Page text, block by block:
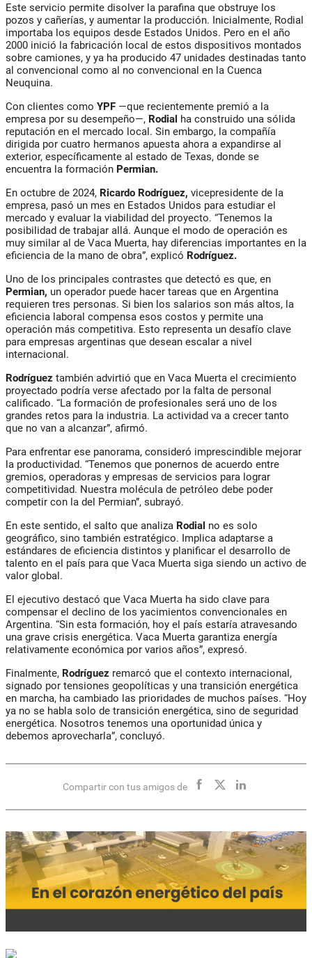
Este servicio permite disolver la parafina que obstruye los
pozos y cañerías, y aumentar la producción. Inicialmente, Rodial
importaba los equipos desde Estados Unidos. Pero en el año
2000 inició la fabricación local de estos dispositivos montados
sobre camiones, y ya ha producido 47 unidades destinadas tanto
al convencional como al no convencional en la Cuenca
Neuquina.
Con clientes como YPF —que recientemente premió a la
empresa por su desempeño—, Rodial ha construido una sólida
reputación en el mercado local. Sin embargo, la compañía
dirigida por cuatro hermanos apuesta ahora a expandirse al
exterior, específicamente al estado de Texas, donde se
encuentra la formación Permian.
En octubre de 2024, Ricardo Rodríguez, vicepresidente de la
empresa, pasó un mes en Estados Unidos para estudiar el
mercado y evaluar la viabilidad del proyecto. “Tenemos la
posibilidad de trabajar allá. Aunque el modo de operación es
muy similar al de Vaca Muerta, hay diferencias importantes en la
eficiencia de la mano de obra”, explicó Rodríguez.
Uno de los principales contrastes que detectó es que, en
Permian, un operador puede hacer tareas que en Argentina
requieren tres personas. Si bien los salarios son más altos, la
eficiencia laboral compensa esos costos y permite una
operación más competitiva. Esto representa un desafío clave
para empresas argentinas que desean escalar a nivel
internacional.
Rodríguez también advirtió que en Vaca Muerta el crecimiento
proyectado podría verse afectado por la falta de personal
calificado. “La formación de profesionales será uno de los
grandes retos para la industria. La actividad va a crecer tanto
que no van a alcanzar”, afirmó.
Para enfrentar ese panorama, consideró imprescindible mejorar
la productividad. “Tenemos que ponernos de acuerdo entre
gremios, operadoras y empresas de servicios para lograr
competitividad. Nuestra molécula de petróleo debe poder
competir con la del Permian”, subrayó.
En este sentido, el salto que analiza Rodial no es solo
geográfico, sino también estratégico. Implica adaptarse a
estándares de eficiencia distintos y planificar el desarrollo de
talento en el país para que Vaca Muerta siga siendo un activo de
valor global.
El ejecutivo destacó que Vaca Muerta ha sido clave para
compensar el declino de los yacimientos convencionales en
Argentina. “Sin esta formación, hoy el país estaría atravesando
una grave crisis energética. Vaca Muerta garantiza energía
relativamente económica por varios años”, expresó.
Finalmente, Rodríguez remarcó que el contexto internacional,
signado por tensiones geopolíticas y una transición energética
en marcha, ha cambiado las prioridades de muchos países. “Hoy
ya no se habla solo de transición energética, sino de seguridad
energética. Nosotros tenemos una oportunidad única y
debemos aprovecharla”, concluyó.
Compartir con tus amigos de